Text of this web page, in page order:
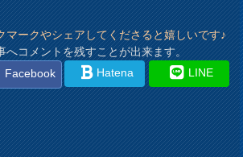
ークやシェアしてくださると嬉しいです♪
へコメントを残すことが出来ます。
Facebook Hatena LINE